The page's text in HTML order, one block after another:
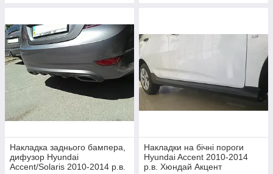
Накладка заднього бампера,
дифузор Hyundai
Accent/Solaris 2010-2014 р.в.
Накладки на бічні пороги
Hyundai Accent 2010-2014
р.в. Хюндай Акцент